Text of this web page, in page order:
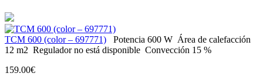
ТСМ 600 (color – 697771) Potencia 600 W Área de calefacción
12 m2 Regulador no está disponible Convección 15 %
159.00€